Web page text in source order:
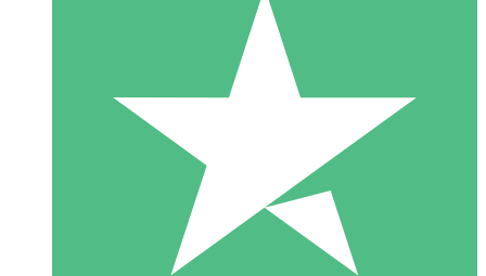
Pacotes de Créditos Individuais
Pague conforme o uso com créditos de download. Sem
1000